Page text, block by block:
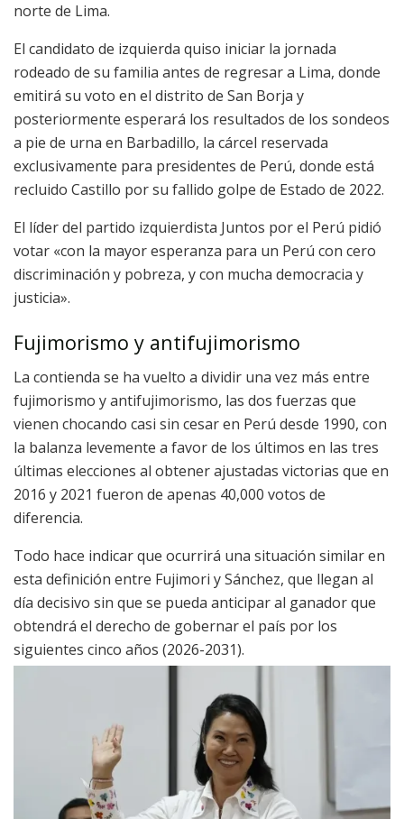
norte de Lima.
El candidato de izquierda quiso iniciar la jornada
rodeado de su familia antes de regresar a Lima, donde
emitirá su voto en el distrito de San Borja y
posteriormente esperará los resultados de los sondeos
a pie de urna en Barbadillo, la cárcel reservada
exclusivamente para presidentes de Perú, donde está
recluido Castillo por su fallido golpe de Estado de 2022.
El líder del partido izquierdista Juntos por el Perú pidió
votar «con la mayor esperanza para un Perú con cero
discriminación y pobreza, y con mucha democracia y
justicia».
Fujimorismo y antifujimorismo
La contienda se ha vuelto a dividir una vez más entre
fujimorismo y antifujimorismo, las dos fuerzas que
vienen chocando casi sin cesar en Perú desde 1990, con
la balanza levemente a favor de los últimos en las tres
últimas elecciones al obtener ajustadas victorias que en
2016 y 2021 fueron de apenas 40,000 votos de
diferencia.
Todo hace indicar que ocurrirá una situación similar en
esta definición entre Fujimori y Sánchez, que llegan al
día decisivo sin que se pueda anticipar al ganador que
obtendrá el derecho de gobernar el país por los
siguientes cinco años (2026-2031).